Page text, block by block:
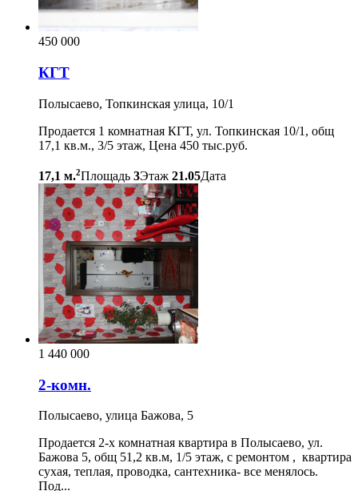
450 000
КГТ
Полысаево, Топкинская улица, 10/1
Продается 1 комнатная КГТ, ул. Топкинская 10/1, общ
17,1 кв.м., 3/5 этаж, Цена 450 тыс.руб.
17,1 м.2Площадь 3Этаж 21.05Дата
1 440 000
2-комн.
Полысаево, улица Бажова, 5
Продается 2-х комнатная квартира в Полысаево, ул.
Бажова 5, общ 51,2 кв.м, 1/5 этаж, с ремонтом , квартира
сухая, теплая, проводка, сантехника- все менялось.
Под...